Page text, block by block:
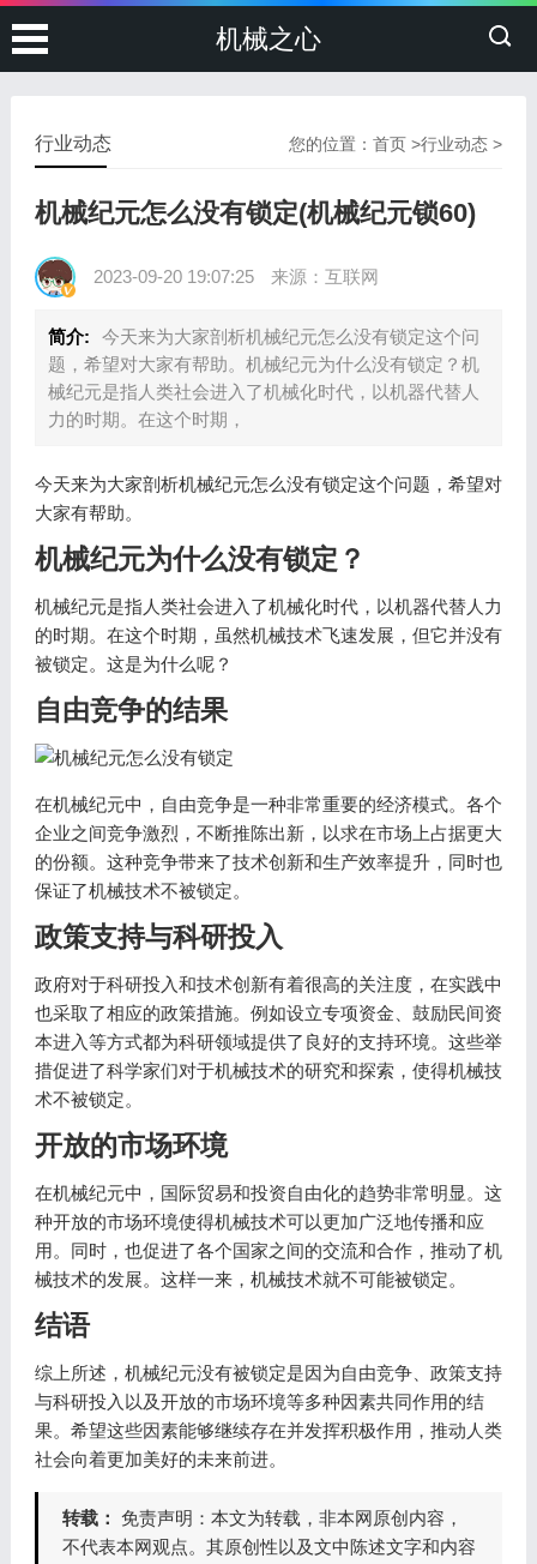
机械之心
您的位置：首页 >行业动态 >
行业动态
机械纪元怎么没有锁定(机械纪元锁60)
2023-09-20 19:07:25 来源：互联网
简介:
今天来为大家剖析机械纪元怎么没有锁定这个问
题，希望对大家有帮助。机械纪元为什么没有锁定？机
械纪元是指人类社会进入了机械化时代，以机器代替人
力的时期。在这个时期，
今天来为大家剖析机械纪元怎么没有锁定这个问题，希望对
大家有帮助。
机械纪元为什么没有锁定？
机械纪元是指人类社会进入了机械化时代，以机器代替人力
的时期。在这个时期，虽然机械技术飞速发展，但它并没有
被锁定。这是为什么呢？
自由竞争的结果
在机械纪元中，自由竞争是一种非常重要的经济模式。各个
企业之间竞争激烈，不断推陈出新，以求在市场上占据更大
的份额。这种竞争带来了技术创新和生产效率提升，同时也
保证了机械技术不被锁定。
政策支持与科研投入
政府对于科研投入和技术创新有着很高的关注度，在实践中
也采取了相应的政策措施。例如设立专项资金、鼓励民间资
本进入等方式都为科研领域提供了良好的支持环境。这些举
措促进了科学家们对于机械技术的研究和探索，使得机械技
术不被锁定。
开放的市场环境
在机械纪元中，国际贸易和投资自由化的趋势非常明显。这
种开放的市场环境使得机械技术可以更加广泛地传播和应
用。同时，也促进了各个国家之间的交流和合作，推动了机
械技术的发展。这样一来，机械技术就不可能被锁定。
结语
综上所述，机械纪元没有被锁定是因为自由竞争、政策支持
与科研投入以及开放的市场环境等多种因素共同作用的结
果。希望这些因素能够继续存在并发挥积极作用，推动人类
社会向着更加美好的未来前进。
转载： 免责声明：本文为转载，非本网原创内容，
不代表本网观点。其原创性以及文中陈述文字和内容